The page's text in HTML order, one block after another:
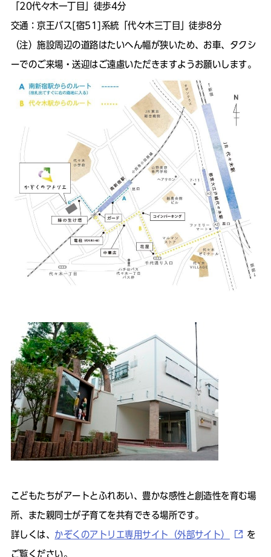
「20代々木一丁目」徒歩4分
交通：京王バス[宿51]系統「代々木三丁目」徒歩8分
（注）施設周辺の道路はたいへん幅が狭いため、お車、タクシ
ーでのご来場・送迎はご遠慮いただきますようお願いします。
こどもたちがアートとふれあい、豊かな感性と創造性を育む場
所、また親同士が子育てを共有できる場所です。
詳しくは、 かぞくのアトリエ専用サイト（外部サイト）
を
ご覧ください。